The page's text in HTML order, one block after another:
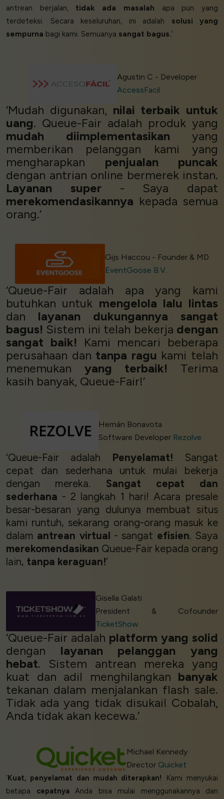
antrean berjalan, tidak ada masalah apa pun yang
terdeteksi. Secara keseluruhan, ini adalah solusi yang
sempurna bagi kami. Semuanya sangat bagus.’
Agustin C - Developer
AccessFacil
‘Mudah digunakan, nilai terbaik untuk
uang. Queue-Fair adalah produk yang
mudah diimplementasikan yang
memberikan pelanggan kami yang
mengharapkan penjualan puncak
dengan antrian online bermerek instan.
Layanan super- Saya dapat
merekomendasikannya kepada semua
orang.’
Gijs Haccou - Founder & MD
EventGoose B.V.
‘Queue-Fair adalah apa yang kami
butuhkan untuk mengelola lalu lintas
dan layanan dukungannya sangat
bagus! Sistem ini telah bekerja dengan
sangat baik! Kami mencari beberapa
perusahaan dan tanpa ragu kami telah
menemukan yang terbaik! Terima
kasih banyak, Queue-Fair!’
Hernán Bonavota
Software Developer Rezolve
‘Queue-Fair adalah Penyelamat! Sangat
cepat dan sederhana untuk mulai bekerja
dengan mereka. Sangat cepat dan
sederhana - 2 langkah 1 hari! Acara presale
besar-besaran yang dulunya membuat situs
kami runtuh, sekarang orang-orang masuk ke
dalam antrean virtual - sangat efisien. Saya
merekomendasikan Queue-Fair kepada orang
lain, tanpa keraguan!’
Gisella Galati
President & Cofounder
TicketShow
‘Queue-Fair adalah platform yang solid
dengan layanan pelanggan yang
hebat. Sistem antrean mereka yang
kuat dan adil menghilangkan banyak
tekanan dalam menjalankan flash sale.
Tidak ada yang tidak disukai! Cobalah,
Anda tidak akan kecewa.’
Michael Kennedy
Director Quicket
‘Kuat, penyelamat dan mudah diterapkan! Kami menyukai
betapa cepatnyaAnda bisa mulai menggunakannya dan